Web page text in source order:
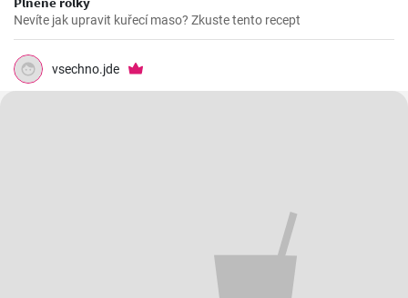
Nevíte jak upravit kuřecí maso? Zkuste tento recept
vsechno.jde